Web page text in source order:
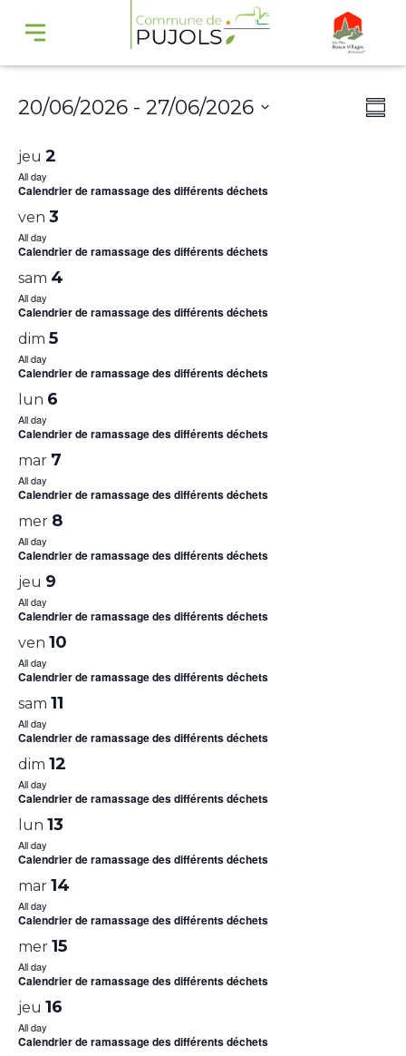
20/06/2026 - 27/06/2026
date.
jeu 2
All day
Calendrier de ramassage des différents déchets
ven 3
All day
Calendrier de ramassage des différents déchets
sam 4
All day
Calendrier de ramassage des différents déchets
dim 5
All day
Calendrier de ramassage des différents déchets
lun 6
All day
Calendrier de ramassage des différents déchets
mar 7
All day
Calendrier de ramassage des différents déchets
mer 8
All day
Calendrier de ramassage des différents déchets
jeu 9
All day
Calendrier de ramassage des différents déchets
ven 10
All day
Calendrier de ramassage des différents déchets
sam 11
All day
Calendrier de ramassage des différents déchets
dim 12
All day
Calendrier de ramassage des différents déchets
lun 13
All day
Calendrier de ramassage des différents déchets
mar 14
All day
Calendrier de ramassage des différents déchets
mer 15
All day
Calendrier de ramassage des différents déchets
jeu 16
All day
Calendrier de ramassage des différents déchets